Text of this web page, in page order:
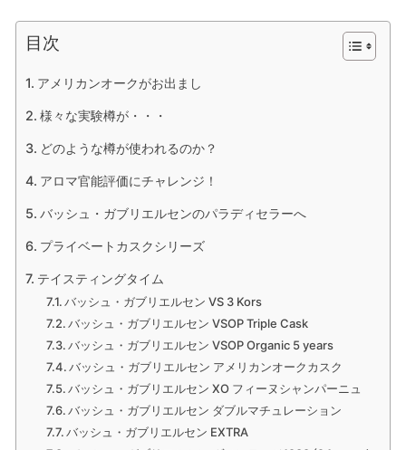
目次
アメリカンオークがお出まし
様々な実験樽が・・・
どのような樽が使われるのか？
アロマ官能評価にチャレンジ！
バッシュ・ガブリエルセンのパラディセラーへ
プライベートカスクシリーズ
テイスティングタイム
バッシュ・ガブリエルセン VS 3 Kors
バッシュ・ガブリエルセン VSOP Triple Cask
バッシュ・ガブリエルセン VSOP Organic 5 years
バッシュ・ガブリエルセン アメリカンオークカスク
バッシュ・ガブリエルセン XO フィーヌシャンパーニュ
バッシュ・ガブリエルセン ダブルマチュレーション
バッシュ・ガブリエルセン EXTRA